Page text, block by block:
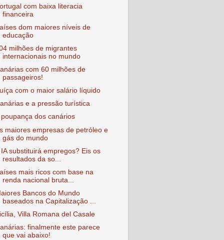
com baixa literacia
financeira
dom maiores níveis de
educação
milhões de migrantes
internacionais no mundo
com 60 milhões de
passageiros!
com o maior salário líquido
e a pressão turística
poupança dos canários
maiores empresas de petróleo e
gás do mundo
IA substituirá empregos? Eis os
resultados da so...
mais ricos com base na
renda nacional bruta...
Bancos do Mundo
baseados na Capitalização ...
Villa Romana del Casale
finalmente este parece
que vai abaixo!